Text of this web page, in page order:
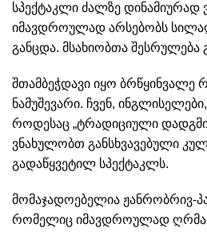
სპექტაკლი ძალზე დინამიურად
იმავდროულად არსებობს
განცდა. მსახიობთა შესრულება
შთამბეჭდავი იყო ბრწყინვალე
ნამუშევარი. ჩვენ,
როდესაც „ტრადიციული
ვნახულობთ განსხვავებული
გადაწყვეტილ სპექტაკლს.
მომაჯადოებელია ჟანრობრივ-
რომელიც იმავდროულად